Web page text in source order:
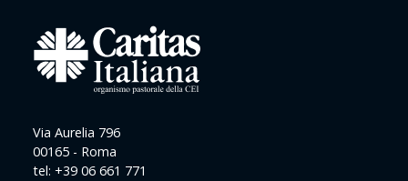
Via Aurelia 796
00165 - Roma
tel: +39 06 661 771